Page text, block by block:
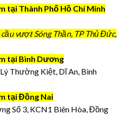
tại Thành Phố Hồ Chí Minh
vượt Sóng Thần, TP Thủ Đức,
tại Bình Dương
Thường Kiệt, Dĩ An, Bình
tại Đồng Nai
Số 3, KCN1 Biên Hòa, Đồng